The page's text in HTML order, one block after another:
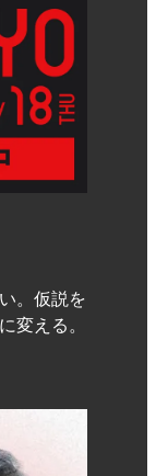
。仮説を
変える。